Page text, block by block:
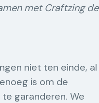
met Craftzing de
niet ten einde, al
is om de
garanderen. We